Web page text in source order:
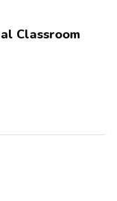
Classroom